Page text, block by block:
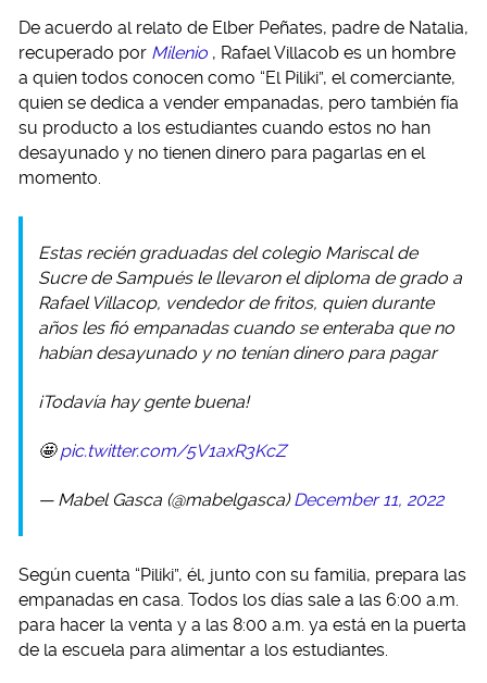
De acuerdo al relato de Elber Peñates, padre de Natalia,
recuperado por Milenio , Rafael Villacob es un hombre
a quien todos conocen como “El Piliki”, el comerciante,
quien se dedica a vender empanadas, pero también fía
su producto a los estudiantes cuando estos no han
desayunado y no tienen dinero para pagarlas en el
momento.
Estas recién graduadas del colegio Mariscal de
Sucre de Sampués le llevaron el diploma de grado a
Rafael Villacop, vendedor de fritos, quien durante
años les fió empanadas cuando se enteraba que no
habían desayunado y no tenían dinero para pagar
¡Todavía hay gente buena!
🤩pic.twitter.com/5V1axR3KcZ
— Mabel Gasca (@mabelgasca)December 11, 2022
Según cuenta “Piliki”, él, junto con su familia, prepara las
empanadas en casa. Todos los días sale a las 6:00 a.m.
para hacer la venta y a las 8:00 a.m. ya está en la puerta
de la escuela para alimentar a los estudiantes.